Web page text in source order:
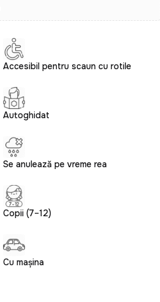
Accesibil pentru scaun cu rotile
Autoghidat
Se anulează pe vreme rea
Copii (7–12)
Cu mașina